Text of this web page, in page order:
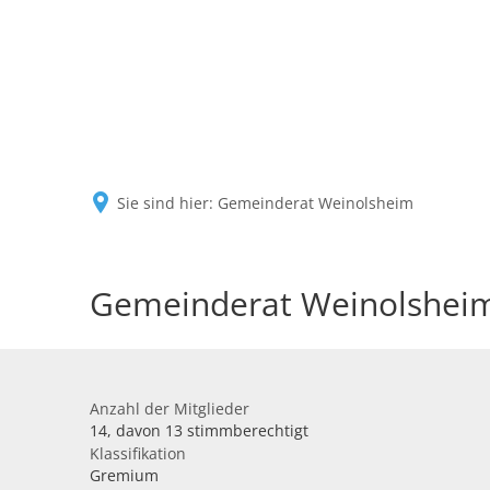
Sie sind hier: Gemeinderat Weinolsheim
Gemeinderat
Anzahl der Mitglieder
14, davon 13 stimmberechtigt
Klassifikation
Gremium